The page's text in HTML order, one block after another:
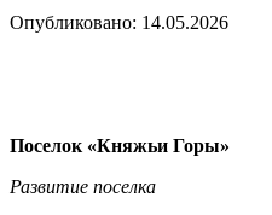
Опубликовано: 14.05.2026
Поселок «Княжьи Горы»
Развитие поселка